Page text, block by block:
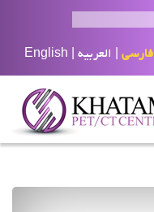
فارسی العربيه English